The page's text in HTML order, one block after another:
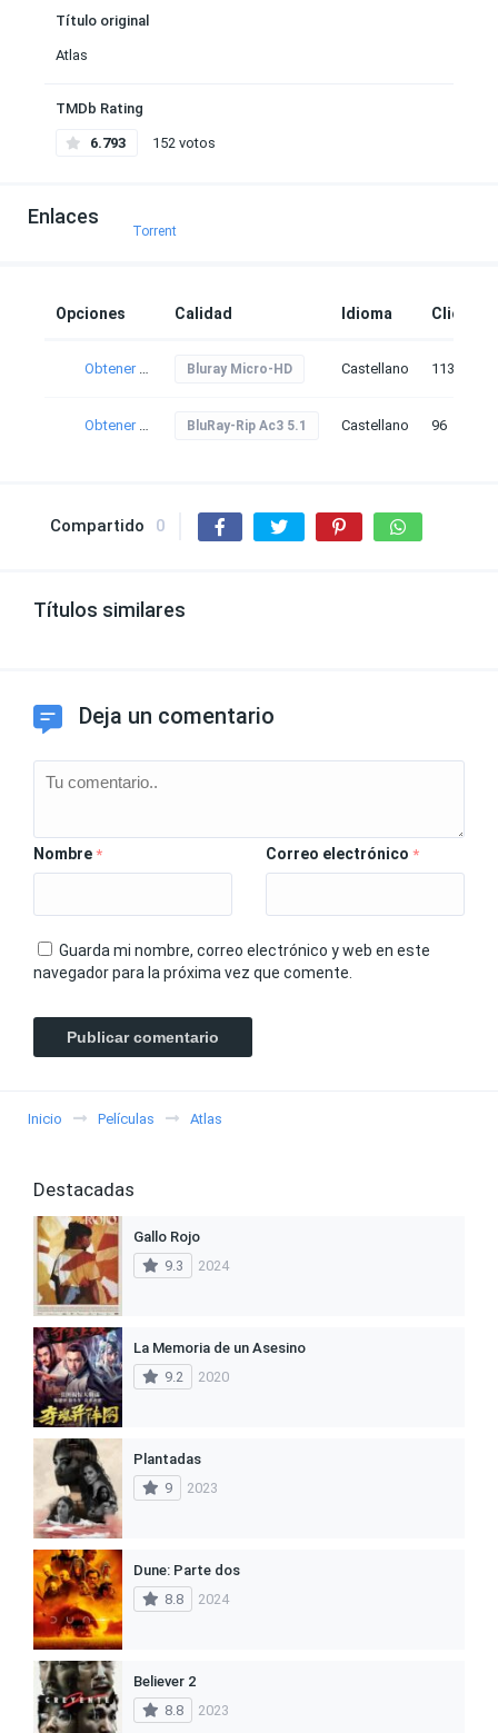
Título original
Atlas
TMDb Rating
6.793 152 votos
Enlaces
Torrent
Opciones Calidad Idioma Clicks
Obtener torrent Bluray Micro-HD Castellano 113
Obtener torrent BluRay-Rip Ac3 5.1 Castellano 96
Compartido 0
Títulos similares
Deja un comentario
Nombre * Correo electrónico *
Guarda mi nombre, correo electrónico y web en este
navegador para la próxima vez que comente.
Inicio Películas Atlas
Destacadas
Gallo Rojo
9.3
2024
La Memoria de un Asesino
9.2
2020
Plantadas
9
2023
Dune: Parte dos
8.8
2024
Believer 2
8.8
2023